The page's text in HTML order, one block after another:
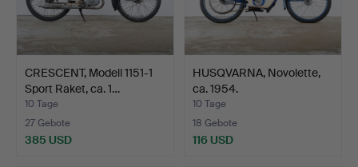
CRESCENT, Modell 1151-1
Sport Raket, ca. 1…
10 Tage
27 Gebote
385 USD
HUSQVARNA, Novolette,
ca. 1954.
10 Tage
18 Gebote
116 USD